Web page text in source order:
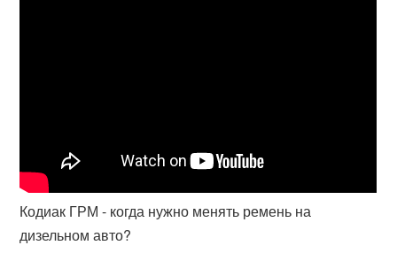
Кодиак ГРМ - когда нужно менять ремень на
дизельном авто?